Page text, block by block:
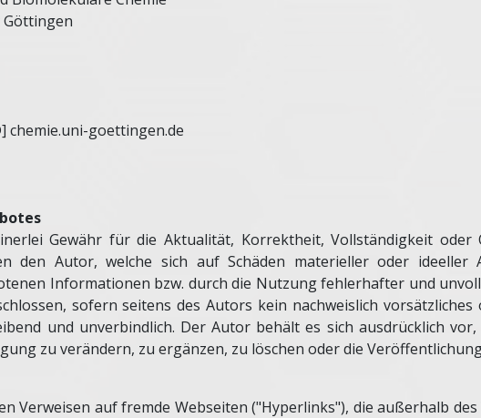
chemie.uni-goettingen.de
Gewähr für die Aktualität, Korrektheit, Vollständigkeit
den Autor, welche sich auf Schäden materieller oder
Informationen bzw. durch die Nutzung fehlerhafter und
sofern seitens des Autors kein nachweislich
und unverbindlich. Der Autor behält es sich ausdrücklich
zu verändern, zu ergänzen, zu löschen oder die
Verweisen auf fremde Webseiten ("Hyperlinks"), die außerhalb